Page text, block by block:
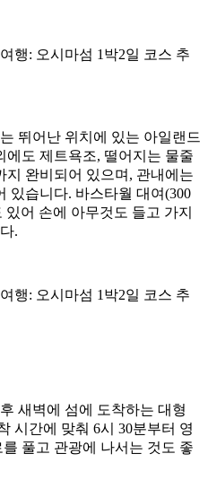
뛰어난 위치에 있는 아일랜드
에도 제트욕조, 떨어지는 물줄
지 완비되어 있으며, 관내에는
있습니다. 바스타월 대여(300
어 손에 아무것도 들고 가지
.
새벽에 섬에 도착하는 대형
시간에 맞춰 6시 30분부터 영
풀고 관광에 나서는 것도 좋